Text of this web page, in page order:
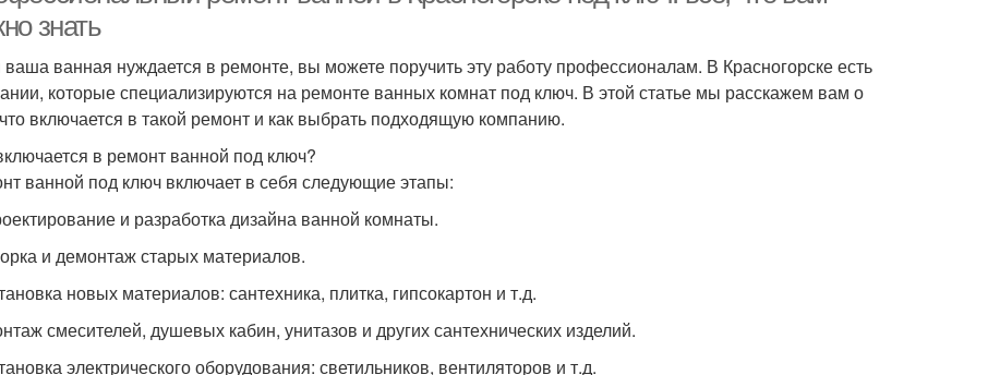
знать
ванная нуждается в ремонте, вы можете поручить эту работу профессионалам. В Красногорске есть
которые специализируются на ремонте ванных комнат под ключ. В этой статье мы расскажем вам о
включается в такой ремонт и как выбрать подходящую компанию.
в ремонт ванной под ключ?
ванной под ключ включает в себя следующие этапы:
и разработка дизайна ванной комнаты.
и демонтаж старых материалов.
новых материалов: сантехника, плитка, гипсокартон и т.д.
смесителей, душевых кабин, унитазов и других сантехнических изделий.
электрического оборудования: светильников, вентиляторов и т.д.